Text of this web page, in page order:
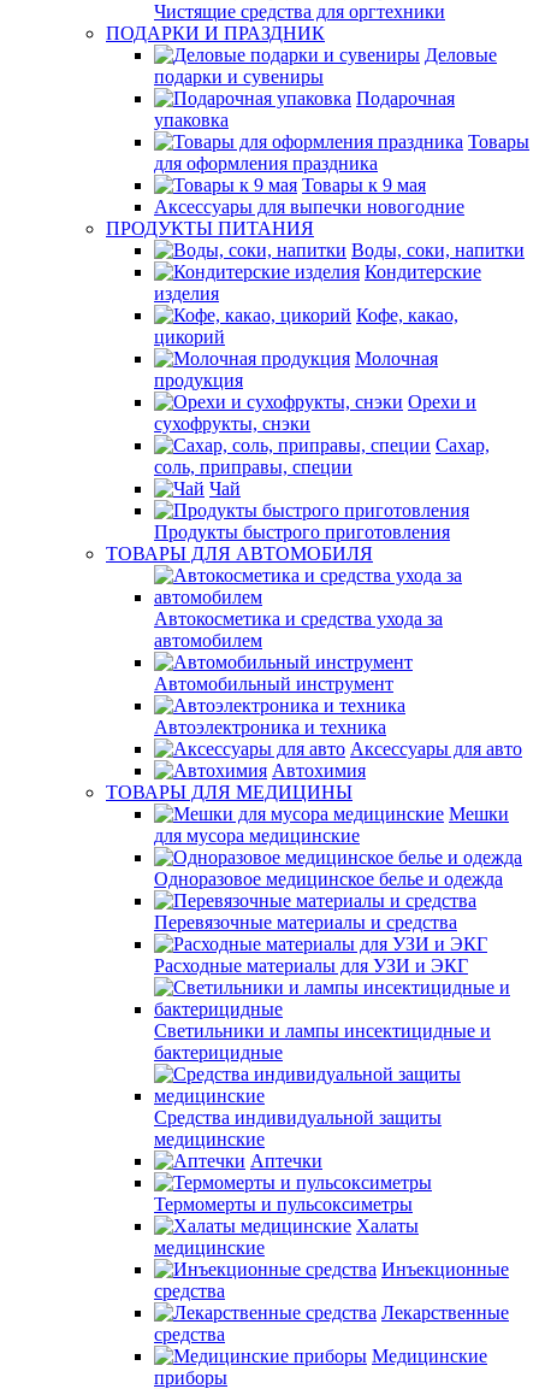
Чистящие средства для оргтехники
ПОДАРКИ И ПРАЗДНИК
Деловые
подарки и сувениры
Подарочная
упаковка
Товары
для оформления праздника
Товары к 9 мая
Аксессуары для выпечки новогодние
ПРОДУКТЫ ПИТАНИЯ
Воды, соки, напитки
Кондитерские
изделия
Кофе, какао,
цикорий
Молочная
продукция
Орехи и
сухофрукты, снэки
Сахар,
соль, приправы, специи
Чай
Продукты быстрого приготовления
ТОВАРЫ ДЛЯ АВТОМОБИЛЯ
Автокосметика и средства ухода за
автомобилем
Автомобильный инструмент
Автоэлектроника и техника
Аксессуары для авто
Автохимия
ТОВАРЫ ДЛЯ МЕДИЦИНЫ
Мешки
для мусора медицинские
Одноразовое медицинское белье и одежда
Перевязочные материалы и средства
Расходные материалы для УЗИ и ЭКГ
Светильники и лампы инсектицидные и
бактерицидные
Средства индивидуальной защиты
медицинские
Аптечки
Термомерты и пульсоксиметры
Халаты
медицинские
Инъекционные
средства
Лекарственные
средства
Медицинские
приборы